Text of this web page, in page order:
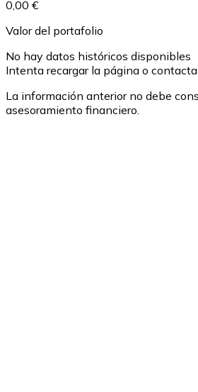
0,00 €
Valor del portafolio
No hay datos históricos disponibles
Intenta recargar la página o
La información anterior no debe
asesoramiento financiero.